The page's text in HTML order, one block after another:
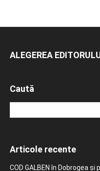
ALEGEREA
Caută
Articole recente
COD GALBEN în Dobrogea